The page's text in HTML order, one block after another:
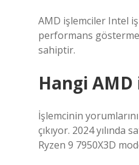
AMD işlemciler Intel
performans
sahiptir.
Hangi AMD
İşlemcinin
çıkıyor. 2024
Ryzen 9 7950X3D